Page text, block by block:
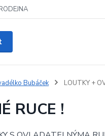
Bubáček LOUTKY +
RUCE !